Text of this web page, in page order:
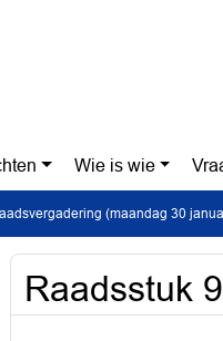
Wie is wie
(maandag 30
Raadsstuk 9